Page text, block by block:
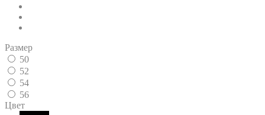
Размер
50
52
54
56
Цвет